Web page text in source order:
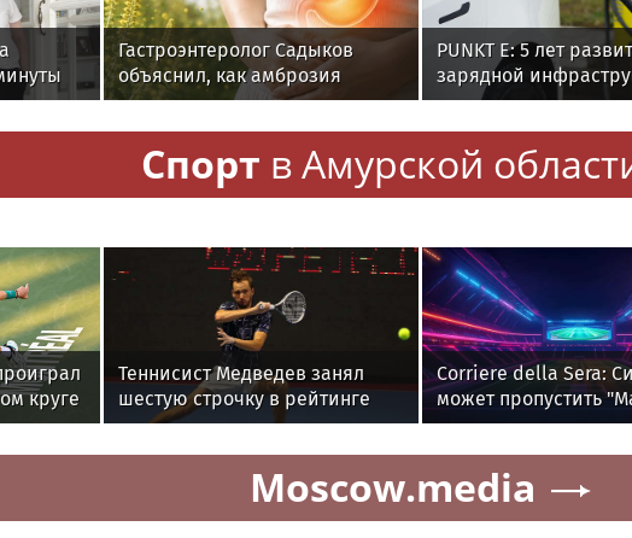
Гастроэнтеролог Садыков
объяснил, как амброзия
может влиять на ЖКТ
PUNKT E: 5 лет
зарядной
Спорт в Амурской
круге
Теннисист Медведев занял
шестую строчку в рейтинге
ATP
Corriere della Sera:
может пропустить
Цинциннати
Moscow.media